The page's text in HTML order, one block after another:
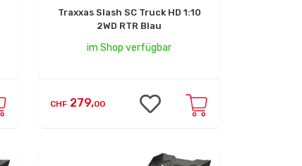
Traxxas Slash SC Truck HD 1:10
2WD RTR Blau
im Shop verfügbar
CHF279,00